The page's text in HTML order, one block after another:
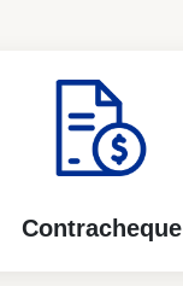
Contracheque